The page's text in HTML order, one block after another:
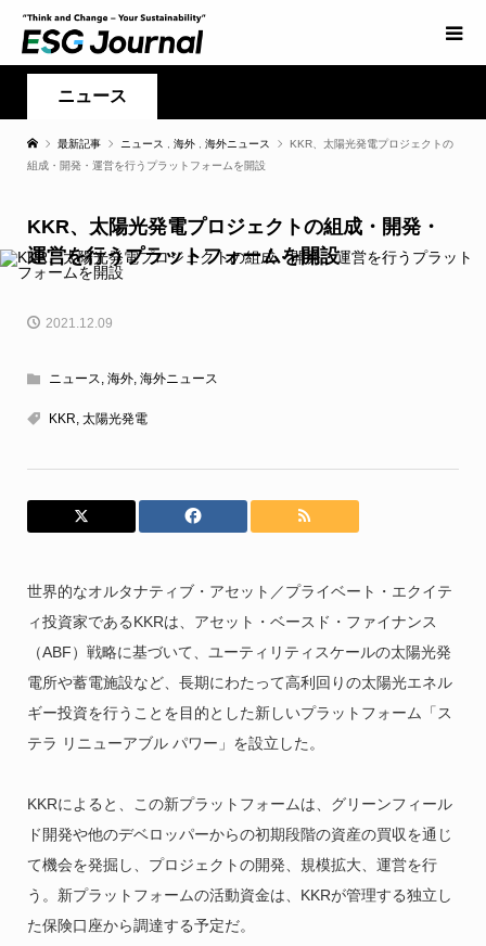
ニュース
最新記事 ニュース 海外 海外ニュース
KKR、太陽光発電プロジェクトの
組成・開発・運営を行うプラットフォームを開設
KKR、太陽光発電プロジェクトの組成・開発・
運営を行うプラットフォームを開設
2021.12.09
ニュース, 海外, 海外ニュース
KKR, 太陽光発電
世界的なオルタナティブ・アセット／プライベート・エクイテ
ィ投資家であるKKRは、アセット・ベースド・ファイナンス
（ABF）戦略に基づいて、ユーティリティスケールの太陽光発
電所や蓄電施設など、長期にわたって高利回りの太陽光エネル
ギー投資を行うことを目的とした新しいプラットフォーム「ス
テラ リニューアブル パワー」を設立した。
KKRによると、この新プラットフォームは、グリーンフィール
ド開発や他のデベロッパーからの初期段階の資産の買収を通じ
て機会を発掘し、プロジェクトの開発、規模拡大、運営を行
う。新プラットフォームの活動資金は、KKRが管理する独立し
た保険口座から調達する予定だ。